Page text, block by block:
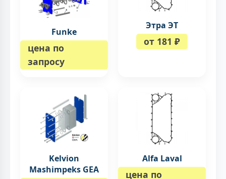
Funke
цена по
запросу
Этра ЭТ
от 181 ₽
Kelvion
Mashimpeks GEA
Alfa Laval
цена по